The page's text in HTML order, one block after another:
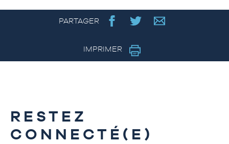
PARTAGER
IMPRIMER
RESTEZ
CONNECTÉ(E)